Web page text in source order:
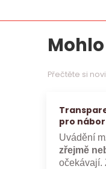
Přečtěte si
pro
Uvádění
zřejmě
očekávají.